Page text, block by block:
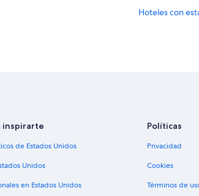
Hoteles con
Hoteles en
inspirarte
de Estados Unidos
Unidos
en Estados Unidos
Políticas
Privacidad
Cookies
Términos de